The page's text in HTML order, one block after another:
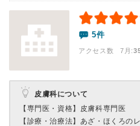
5件
アクセス数 7月:
皮膚科について
【専門医・資格】 皮膚科専門医
【診療・治療法】 あざ・ほくろの